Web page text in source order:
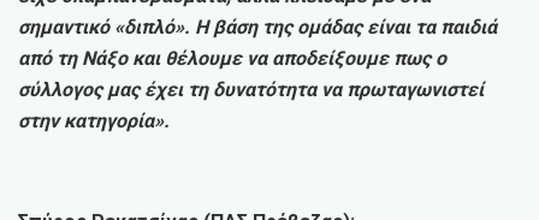
σημαντικό «διπλό». Η βάση της ομάδας είναι τα παιδιά
από τη Νάξο και θέλουμε να αποδείξουμε πως ο
σύλλογος μας έχει τη δυνατότητα να πρωταγωνιστεί
στην κατηγορία».